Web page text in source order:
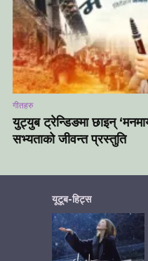
गीतहरु
युट्युब ट्रेन्डिङमा छाइन्
सभ्यताको जीवन्त प्रस्तुति
यूटूब-हिट्स